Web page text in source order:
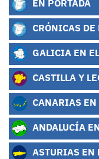
EN PORTADA
CRÓNICAS
GALICIA EN
CASTILLA Y
CANARIAS EN
ANDALUCÍA
ASTURIAS EN